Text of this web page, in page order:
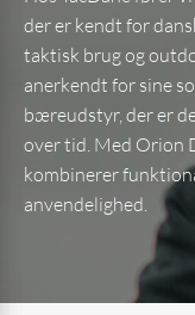
der er kendt for
taktisk brug og
anerkendt for sine
bæreudstyr, der er
over tid. Med Orion
kombinerer
anvendelighed.